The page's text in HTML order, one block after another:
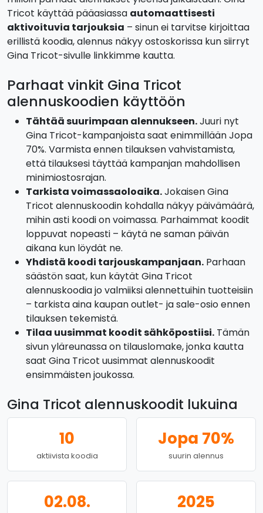
Tricot käyttää pääasiassa automaattisesti
aktivoituvia tarjouksia – sinun ei tarvitse kirjoittaa
erillistä koodia, alennus näkyy ostoskorissa kun siirryt
Gina Tricot-sivulle linkkimme kautta.
Parhaat vinkit Gina Tricot
alennuskoodien käyttöön
Tähtää suurimpaan alennukseen.Juuri nyt
Gina Tricot-kampanjoista saat enimmillään Jopa
70%. Varmista ennen tilauksen vahvistamista,
että tilauksesi täyttää kampanjan mahdollisen
minimiostosrajan.
Tarkista voimassaoloaika.Jokaisen Gina
Tricot alennuskoodin kohdalla näkyy päivämäärä,
mihin asti koodi on voimassa. Parhaimmat koodit
loppuvat nopeasti – käytä ne saman päivän
aikana kun löydät ne.
Yhdistä koodi tarjouskampanjaan. Parhaan
säästön saat, kun käytät Gina Tricot
alennuskoodia jo valmiiksi alennettuihin tuotteisiin
– tarkista aina kaupan outlet- ja sale-osio ennen
tilauksen tekemistä.
Tilaa uusimmat koodit sähköpostiisi. Tämän
sivun yläreunassa on tilauslomake, jonka kautta
saat Gina Tricot uusimmat alennuskoodit
ensimmäisten joukossa.
Gina Tricot alennuskoodit lukuina
10
aktiivista koodia
Jopa 70%
suurin alennus
02.08. 2025